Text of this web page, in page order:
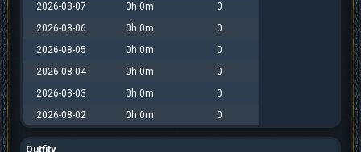
2026-08-07
0h 0m
0
2026-08-06
0h 0m
0
2026-08-05
0h 0m
0
2026-08-04
0h 0m
0
2026-08-03
0h 0m
0
2026-08-02
0h 0m 0
Outfity